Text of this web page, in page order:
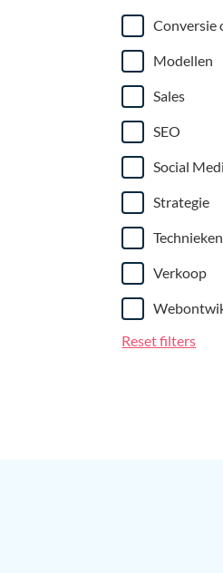
Conversie
Modellen
Sales
SEO
Social
Strategie
Technieken
Verkoop
Reset filters